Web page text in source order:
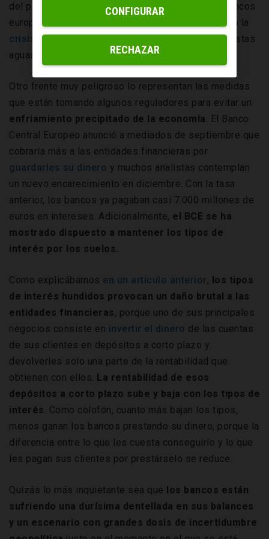
del petróleo, que se ha disparado. Los grandes bancos
europeos, aún heridos por la cuchillada que supuso la
crisis financiera, deberán navegar con habilidad estas
aguas revueltas. No será sencillo.
Otro frente muy peligroso lo representan las medidas
que están tomando algunos reguladores para evitar un
enfriamiento precipitado de la economía. El Banco
Central Europeo anunció a mediados de septiembre que
cobraría más a las entidades financieras por
guardarles su dinero y muchos analistas contemplan
un nuevo encarecimiento en diciembre. Con la tasa
anterior, los bancos ya pagaban casi 7.000 millones de
euros en intereses. Adicionalmente, el BCE se ha
mostrado dispuesto a mantener los tipos de
interés por los suelos.
Como explicábamos en un artículo anterior, los tipos
de interés hundidos provocan un daño brutal a las
entidades financieras, porque uno de sus principales
negocios consiste en invertir el dinero de las cuentas
de sus clientes en depósitos a corto plazo y
devolverles solo una parte de la rentabilidad que
obtienen con ellos. La rentabilidad de esos
depósitos a corto plazo sube y baja con los tipos de
interés. Como colofón, cuanto más bajan los tipos,
menos ganan los bancos prestando su dinero, porque la
diferencia entre lo que les cuesta conseguirlo y lo que
les pagan sus clientes por prestárselo se reduce.
Quizás lo más inquietante sea que los bancos están
sufriendo una durísima dentellada en sus balances
y un escenario con grandes dosis de incertidumbre
RECHAZAR
CONFIGURAR